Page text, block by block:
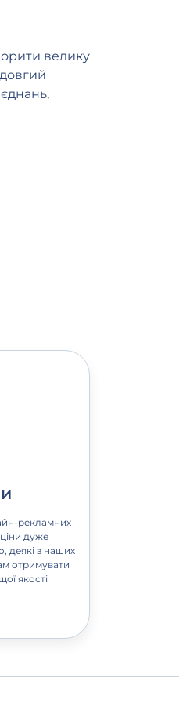
велику
рекламних
дуже
деякі з наших
отримувати
якості